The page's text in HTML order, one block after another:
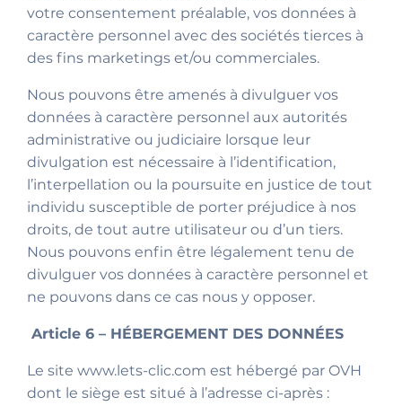
votre consentement préalable, vos données à
caractère personnel avec des sociétés tierces à
des fins marketings et/ou commerciales.
Nous pouvons être amenés à divulguer vos
données à caractère personnel aux autorités
administrative ou judiciaire lorsque leur
divulgation est nécessaire à l’identification,
l’interpellation ou la poursuite en justice de tout
individu susceptible de porter préjudice à nos
droits, de tout autre utilisateur ou d’un tiers.
Nous pouvons enfin être légalement tenu de
divulguer vos données à caractère personnel et
ne pouvons dans ce cas nous y opposer.
Article 6 – HÉBERGEMENT DES DONNÉES
Le site www.lets-clic.com est hébergé par OVH
dont le siège est situé à l’adresse ci-après :